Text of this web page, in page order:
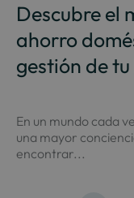
Descubre el
ahorro
gestión de
En un mundo cada
una mayor
encontrar...